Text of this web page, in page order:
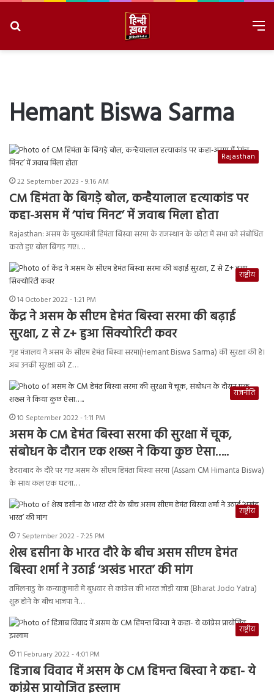
Hemant Biswa Sarma
Rajasthan
22 September 2023 - 9:16 AM
CM हिमंता के बिगड़े बोल, कन्हैयालाल हत्याकांड पर
कहा-असम में ‘पांच मिनट’ में जवाब मिला होता
Rajasthan: असम के मुख्यमंत्री हिमंता बिस्वा सरमा के राजस्थान के कोटा में सभा को संबोधित
करते हुए बोल बिगड़ गए।…
राष्ट्रीय
14 October 2022 - 1:21 PM
केंद्र ने असम के सीएम हेमंत बिस्वा सरमा की बढ़ाई
सुरक्षा, Z से Z+ हुआ सिक्योरिटी कवर
गृह मंत्रालय ने असम के सीएम हेमंत बिस्वा सरमा(Hemant Biswa Sarma) की सुरक्षा की है।
अब उनकी सुरक्षा को Z…
राजनीति
10 September 2022 - 1:11 PM
असम के CM हेमंत बिस्वा सरमा की सुरक्षा में चूक,
संबोधन के दौरान एक शख्स ने किया कुछ ऐसा…..
हैदराबाद के दौरे पर गए असम के सीएम हिमंता बिस्वा सरमा (Assam CM Himanta Biswa)
के साथ कल एक घटना…
राष्ट्रीय
7 September 2022 - 7:25 PM
शेख हसीना के भारत दौरे के बीच असम सीएम हेमंत
बिस्वा शर्मा ने उठाई ‘अखंड भारत’ की मांग
तमिलनाडु के कन्याकुमारी में बुधवार से कांग्रेस की भारत जोड़ी यात्रा (Bharat Jodo Yatra)
शुरू होने के बीच भाजपा ने…
राष्ट्रीय
11 February 2022 - 4:01 PM
हिजाब विवाद में असम के CM हिमन्त बिस्वा ने कहा- ये
कांग्रेस प्रायोजित इस्लाम